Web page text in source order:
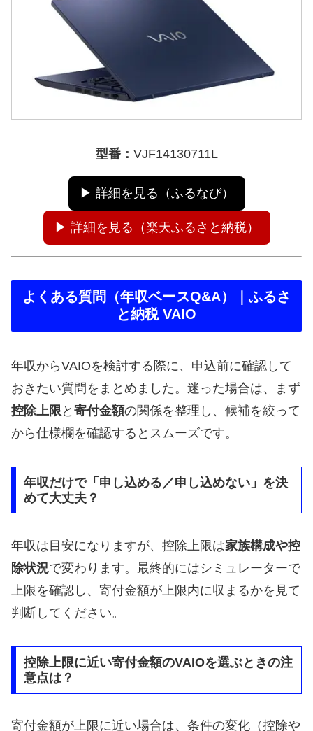
型番： VJF14130711L
▶ 詳細を見る（ふるなび）
▶ 詳細を見る（楽天ふるさと納税）
よくある質問（年収ベースQ&A）｜ふるさ
と納税 VAIO
年収からVAIOを検討する際に、申込前に確認して
おきたい質問をまとめました。迷った場合は、まず
控除上限 と 寄付金額の関係を整理し、候補を絞って
から仕様欄を確認するとスムーズです。
年収だけで「申し込める／申し込めない」を決
めて大丈夫？
年収は目安になりますが、控除上限は家族構成や控
除状況で変わります。最終的にはシミュレーターで
上限を確認し、寄付金額が上限内に収まるかを見て
判断してください。
控除上限に近い寄付金額のVAIOを選ぶときの注
意点は？
寄付金額が上限に近い場合は、条件の変化（控除や